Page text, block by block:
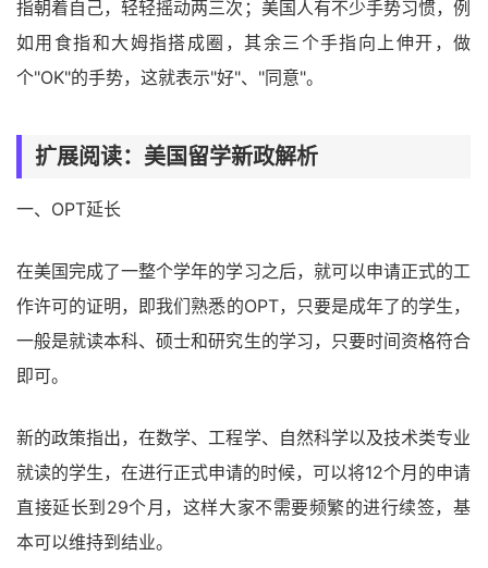
指朝着自己，轻轻摇动两三次；美国人有不少手势习惯，例
如用食指和大姆指搭成圈，其余三个手指向上伸开，做
个"OK"的手势，这就表示"好"、"同意"。
扩展阅读：美国留学新政解析
一、OPT延长
在美国完成了一整个学年的学习之后，就可以申请正式的工
作许可的证明，即我们熟悉的OPT，只要是成年了的学生，
一般是就读本科、硕士和研究生的学习，只要时间资格符合
即可。
新的政策指出，在数学、工程学、自然科学以及技术类专业
就读的学生，在进行正式申请的时候，可以将12个月的申请
直接延长到29个月，这样大家不需要频繁的进行续签，基
本可以维持到结业。